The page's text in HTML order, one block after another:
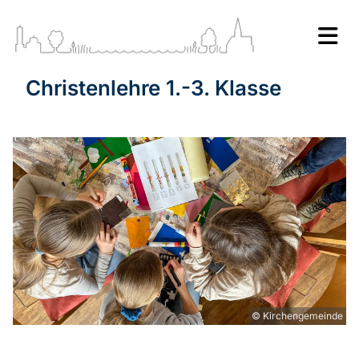
Christenlehre 1.-3. Klasse
© Kirchengemeinde